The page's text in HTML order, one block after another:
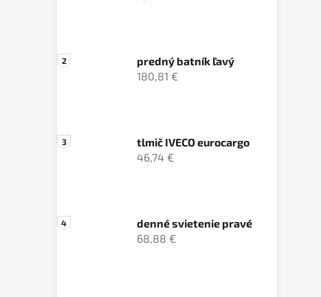
predný batník ľavý
180,81 €
tlmič IVECO eurocargo
46,74 €
denné svietenie pravé
68,88 €